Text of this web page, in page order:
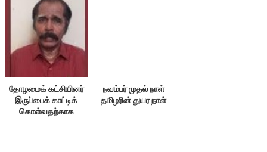
தோழமைக் கட்சியினர்
இருப்பைக் காட்டிக்
கொள்வதற்காக
நவம்பர் முதல் நாள்
தமிழரின் துயர நாள்